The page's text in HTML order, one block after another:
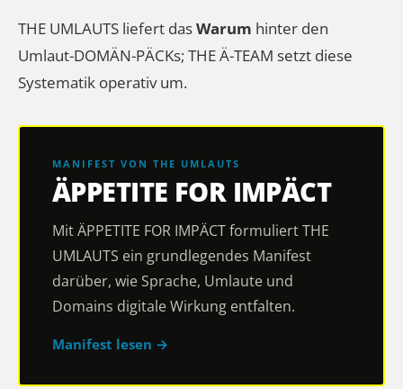
THE UMLAUTS liefert dasWarum hinter den
Umlaut-DOMÄN-PÄCKs; THE Ä-TEAM setzt diese
Systematik operativ um.
MANIFEST VON THE UMLAUTS
ÄPPETITE FOR IMPÄCT
Mit ÄPPETITE FOR IMPÄCT formuliert THE
UMLAUTS ein grundlegendes Manifest
darüber, wie Sprache, Umlaute und
Domains digitale Wirkung entfalten.
Manifest lesen →